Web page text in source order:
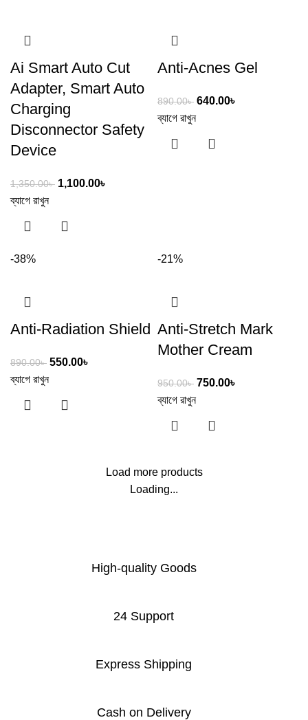
Ai Smart Auto Cut
Adapter, Smart Auto
Charging
Disconnector Safety
Device
1,350.00৳ 1,100.00৳
ব্যাগে রাখুন
Anti-Acnes Gel
890.00৳ 640.00৳
ব্যাগে রাখুন
-38%
Anti-Radiation Shield
890.00৳ 550.00৳
ব্যাগে রাখুন
-21%
Anti-Stretch Mark
Mother Cream
950.00৳ 750.00৳
ব্যাগে রাখুন
Load more products
Loading...
High-quality Goods
24 Support
Express Shipping
Cash on Delivery